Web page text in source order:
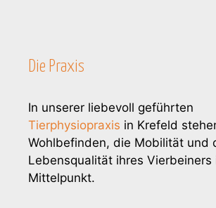
Die Praxis
In unserer liebevoll geführten
Tierphysiopraxis in Krefeld
Wohlbefinden, die Mobilität und
Lebensqualität ihres Vierbeiners
Mittelpunkt.